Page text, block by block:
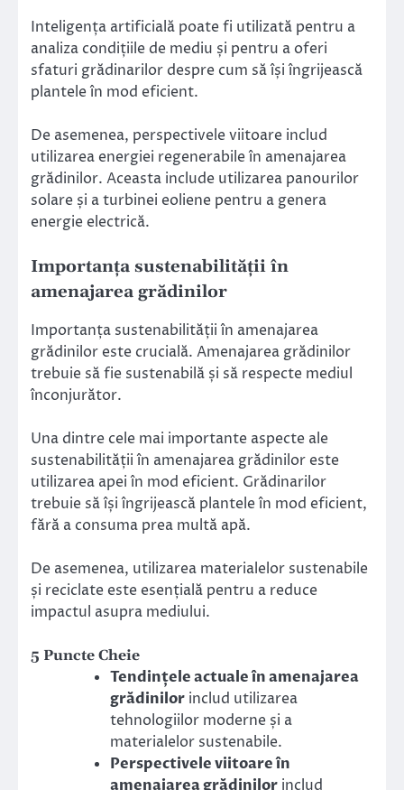
Inteligența artificială poate fi utilizată pentru a
analiza condițiile de mediu și pentru a oferi
sfaturi grădinarilor despre cum să își îngrijească
plantele în mod eficient.
De asemenea, perspectivele viitoare includ
utilizarea energiei regenerabile în amenajarea
grădinilor. Aceasta include utilizarea panourilor
solare și a turbinei eoliene pentru a genera
energie electrică.
Importanța sustenabilității în
amenajarea grădinilor
Importanța sustenabilității în amenajarea
grădinilor este crucială. Amenajarea grădinilor
trebuie să fie sustenabilă și să respecte mediul
înconjurător.
Una dintre cele mai importante aspecte ale
sustenabilității în amenajarea grădinilor este
utilizarea apei în mod eficient. Grădinarilor
trebuie să își îngrijească plantele în mod eficient,
fără a consuma prea multă apă.
De asemenea, utilizarea materialelor sustenabile
și reciclate este esențială pentru a reduce
impactul asupra mediului.
5 Puncte Cheie
Tendințele actuale în amenajarea
grădinilor includ utilizarea
tehnologiilor moderne și a
materialelor sustenabile.
Perspectivele viitoare în
amenajarea grădinilor includ